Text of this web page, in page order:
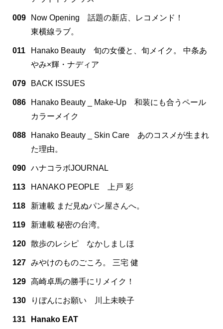
009
Now Opening 話題の新店、レコメンド！
東横線ラブ。
011
Hanako Beauty 旬の女優と、旬メイク。 中条あ
やみ×輝・ナディア
079 BACK ISSUES
086
Hanako Beauty _ Make-Up 和装にも合うペール
カラーメイク
088
Hanako Beauty _ Skin Care あのコスメが生まれ
た理由。
090 ハナコラボJOURNAL
113 HANAKO PEOPLE 上戸 彩
118 新連載 まだ見ぬパン屋さんへ。
119 新連載 秘密の台湾。
120 散歩のレシピ なかしましほ
127 みやけのものごころ。 三宅 健
129 高崎卓馬の勝手にリメイク！
130 りぼんにお願い 川上未映子
131 Hanako EAT